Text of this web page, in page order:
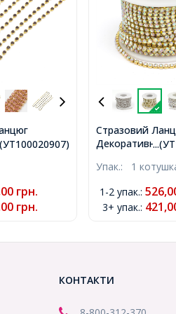
Клас А,
1.5м,
грн.
грн.
Стразовий
Декоративний,
2.8мм, близько
Упак.: 1
1-2 упак.:
3+ упак.:
КОНТАКТИ